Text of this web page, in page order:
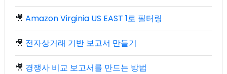
🎥 Amazon Virginia US EAST 1로 필터링
🎥 전자상거래 기반 보고서 만들기
🎥 경쟁사 비교 보고서를 만드는 방법